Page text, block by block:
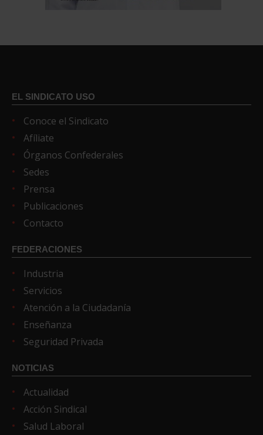
EL SINDICATO USO
Conoce el Sindicato
Afíliate
Órganos Confederales
Sedes
Prensa
Publicaciones
Contacto
FEDERACIONES
Industria
Servicios
Atención a la Ciudadanía
Enseñanza
Seguridad Privada
NOTICIAS
Actualidad
Acción Sindical
Salud Laboral